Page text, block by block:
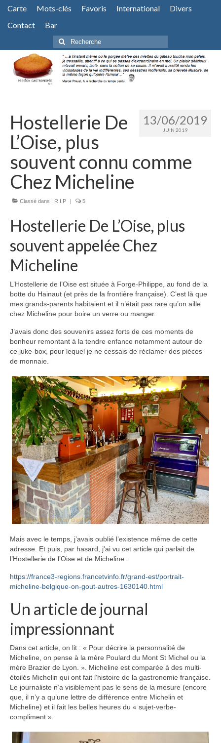
Carte Mots-clés Favoris International
Divers
Contact
Bar
Rechercher
:
13/06/2019
JUIN 2019
Hostellerie De
L’Oise, plus
souvent connu comme
Chez Micheline
Classé dans : R.I.P | 5
Hostellerie De L’Oise, plus
souvent appelée Chez
Micheline
L’Hostellerie de l’Oise est située à Forge-Philippe, au fond de la
botte du Hainaut (et près de la frontière française). C’est là que
mes grands-parents habitaient et il n’était pas rare qu’on aille
chez Micheline pour boire un verre ou manger.
J’avais donc des souvenirs assez forts de ces moments de
bonheur remontant à la tendre enfance notamment autour de
ce juke-box, pour lequel je ne cessais de réclamer des pièces
de monnaie.
Mais avec le temps, j’avais oublié l’existence même de cette
adresse. Et puis, par hasard, j’ai vu cet article qui parlait de
l’Hostellerie de l’Oise et de Micheline :
https://france3-regions.francetvinfo.fr/grand-est/portrait-
micheline-belgique-on-gout-autres-1630140.html
Un article de journal
impressionnant
Dans cet article, on lit : « Pour décrire la personnalité de
Micheline, on pense à la mère Poulard du Mont St Michel ou la
mère Brazier de Lyon. ». Micheline est comparée à des multi-
étoilés Michelin qui ont fait l’histoire de la gastronomie française.
Le journaliste n’a visiblement pas le sens de la mesure (encore
que, il n’y a qu’une lettre de différence entre Michelin et
Micheline) et il fait les belles heures du « sujet-verbe-
compliment ».